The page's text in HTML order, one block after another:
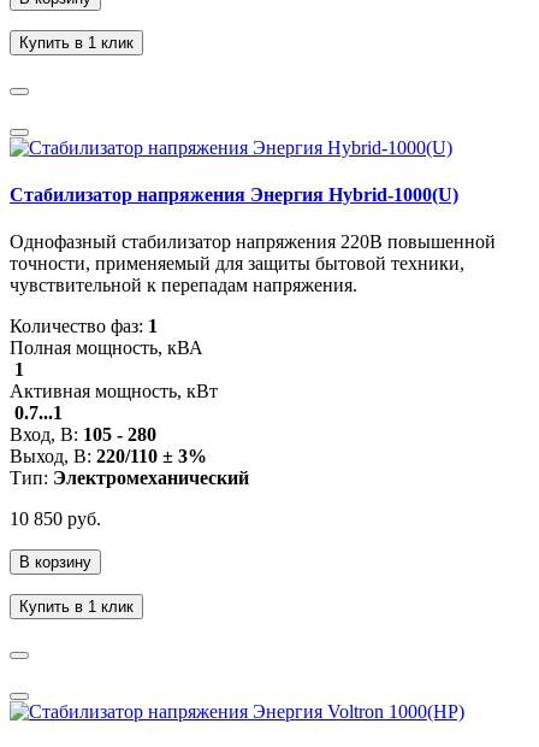
Купить в 1 клик
Стабилизатор напряжения Энергия Hybrid-1000(U)
Однофазный стабилизатор напряжения 220В повышенной
точности, применяемый для защиты бытовой техники,
чувствительной к перепадам напряжения.
Количество фаз: 1
Полная мощность, кВА
1
Активная мощность, кВт
0.7...1
Вход, В: 105 - 280
Выход, В: 220/110 ± 3%
Тип: Электромеханический
10 850 руб.
В корзину
Купить в 1 клик